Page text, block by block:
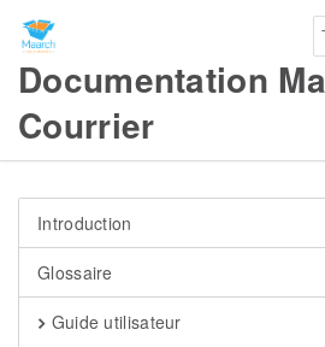
Documentation
Courrier
Introduction
Glossaire
Guide utilisateur